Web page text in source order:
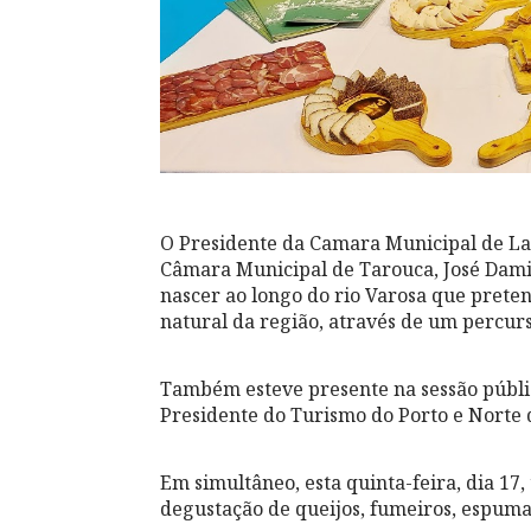
O Presidente da Camara Municipal de
Câmara Municipal de Tarouca, José
nascer ao longo do rio Varosa que
natural da região, através de um
Também esteve presente na sessão
Presidente do Turismo do Porto e Norte
Em simultâneo, esta quinta-feira, dia
degustação de queijos, fumeiros,